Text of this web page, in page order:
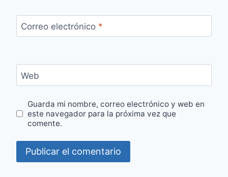
Correo electrónico *
Web
Guarda mi nombre, correo electrónico y web en
este navegador para la próxima vez que
comente.